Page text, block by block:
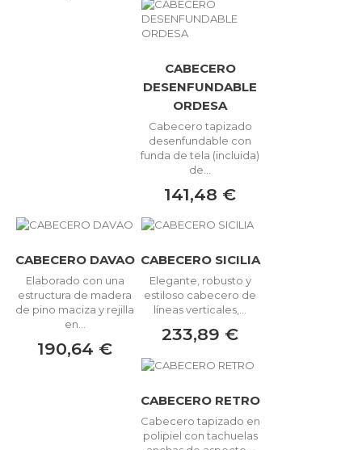
CABECERO
DESENFUNDABLE
ORDESA
Cabecero tapizado
desenfundable con
funda de tela (incluida)
de...
141,48 €
CABECERO DAVAO
Elaborado con una
estructura de madera
de pino maciza y rejilla
en...
190,64 €
CABECERO SICILIA
Elegante, robusto y
estiloso cabecero de
líneas verticales,...
233,89 €
CABECERO RETRO
Cabecero tapizado en
polipiel con tachuelas